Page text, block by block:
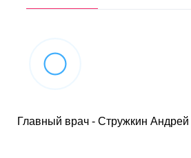
Главный врач - Стружкин